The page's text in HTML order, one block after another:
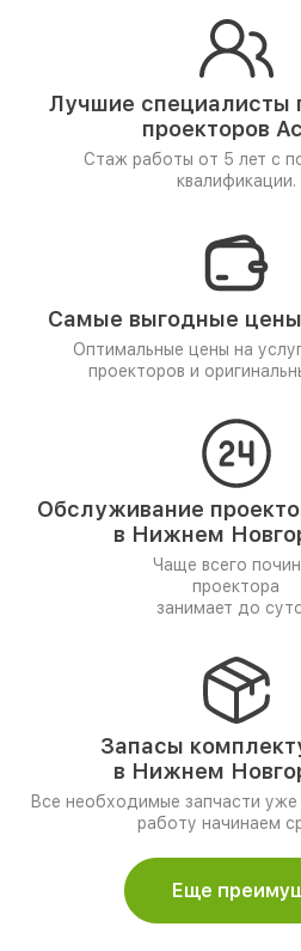
Лучшие специалисты
проекторов
Стаж работы от 5 лет с
квалификации.
Самые выгодные цены
Оптимальные цены на
проекторов и
Обслуживание
в Нижнем
Чаще всего
проектора
занимает до
Запасы
в Нижнем
Все необходимые запчасти
работу начинаем
Еще